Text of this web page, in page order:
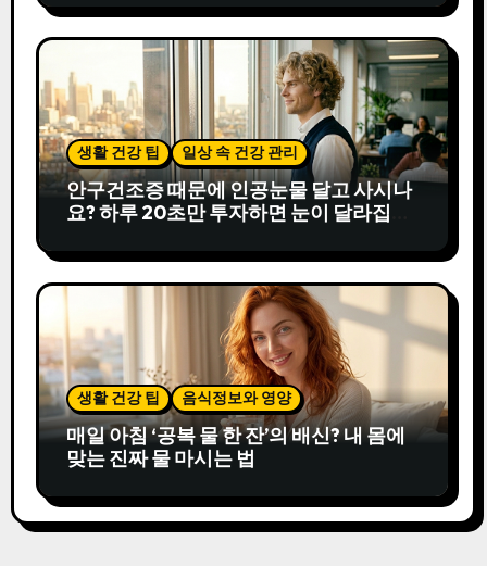
생활 건강 팁 일상 속 건강 관리
안구건조증 때문에 인공눈물 달고 사시나
요? 하루 20초만 투자하면 눈이 달라집니
생활 건강 팁 음식정보와 영양
매일 아침 ‘공복 물 한 잔’의 배신? 내 몸에
맞는 진짜 물 마시는 법